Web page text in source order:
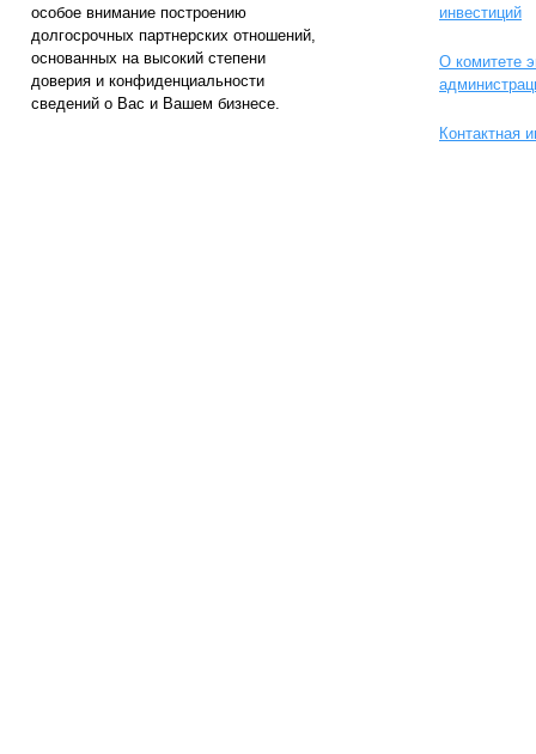
особое внимание построению
долгосрочных партнерских отношений,
основанных на высокий степени
доверия и конфиденциальности
сведений о Вас и Вашем бизнесе.
инвестиций
О комитете
Контактная